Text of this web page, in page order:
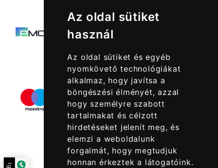
Az oldal sütiket
használ
Az oldal sütiket és egyéb
nyomkövető technológiákat
alkalmaz, hogy javítsa a
böngészési élményét, azzal
hogy személyre szabott
tartalmakat és célzott
hirdetéseket jelenít meg, és
elemzi a weboldalunk
forgalmát, hogy megtudjuk
honnan érkeztek a látogatóink.